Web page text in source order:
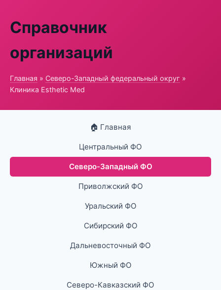
Справочник
организаций
Главная » Северо-Западный федеральный округ »
Клиника Esthetic Med
🏠 Главная
Центральный ФО
Северо-Западный ФО
Приволжский ФО
Уральский ФО
Сибирский ФО
Дальневосточный ФО
Южный ФО
Северо-Кавказский ФО